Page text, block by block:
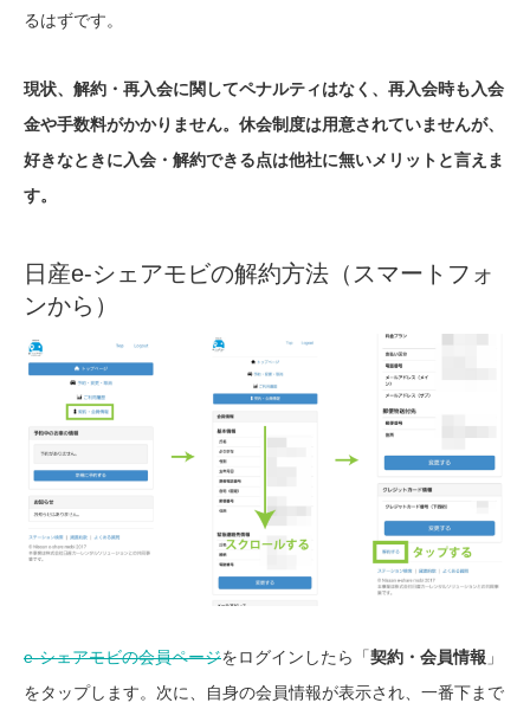
るはずです。
現状、解約・再入会に関してペナルティはなく、再入会時も入会
金や手数料がかかりません。休会制度は用意されていませんが、
好きなときに入会・解約できる点は他社に無いメリットと言えま
す。
日産e-シェアモビの解約方法（スマートフォ
ンから）
e-シェアモビの会員ページをログインしたら「契約・会員情報 」
をタップします。次に、自身の会員情報が表示され、一番下まで